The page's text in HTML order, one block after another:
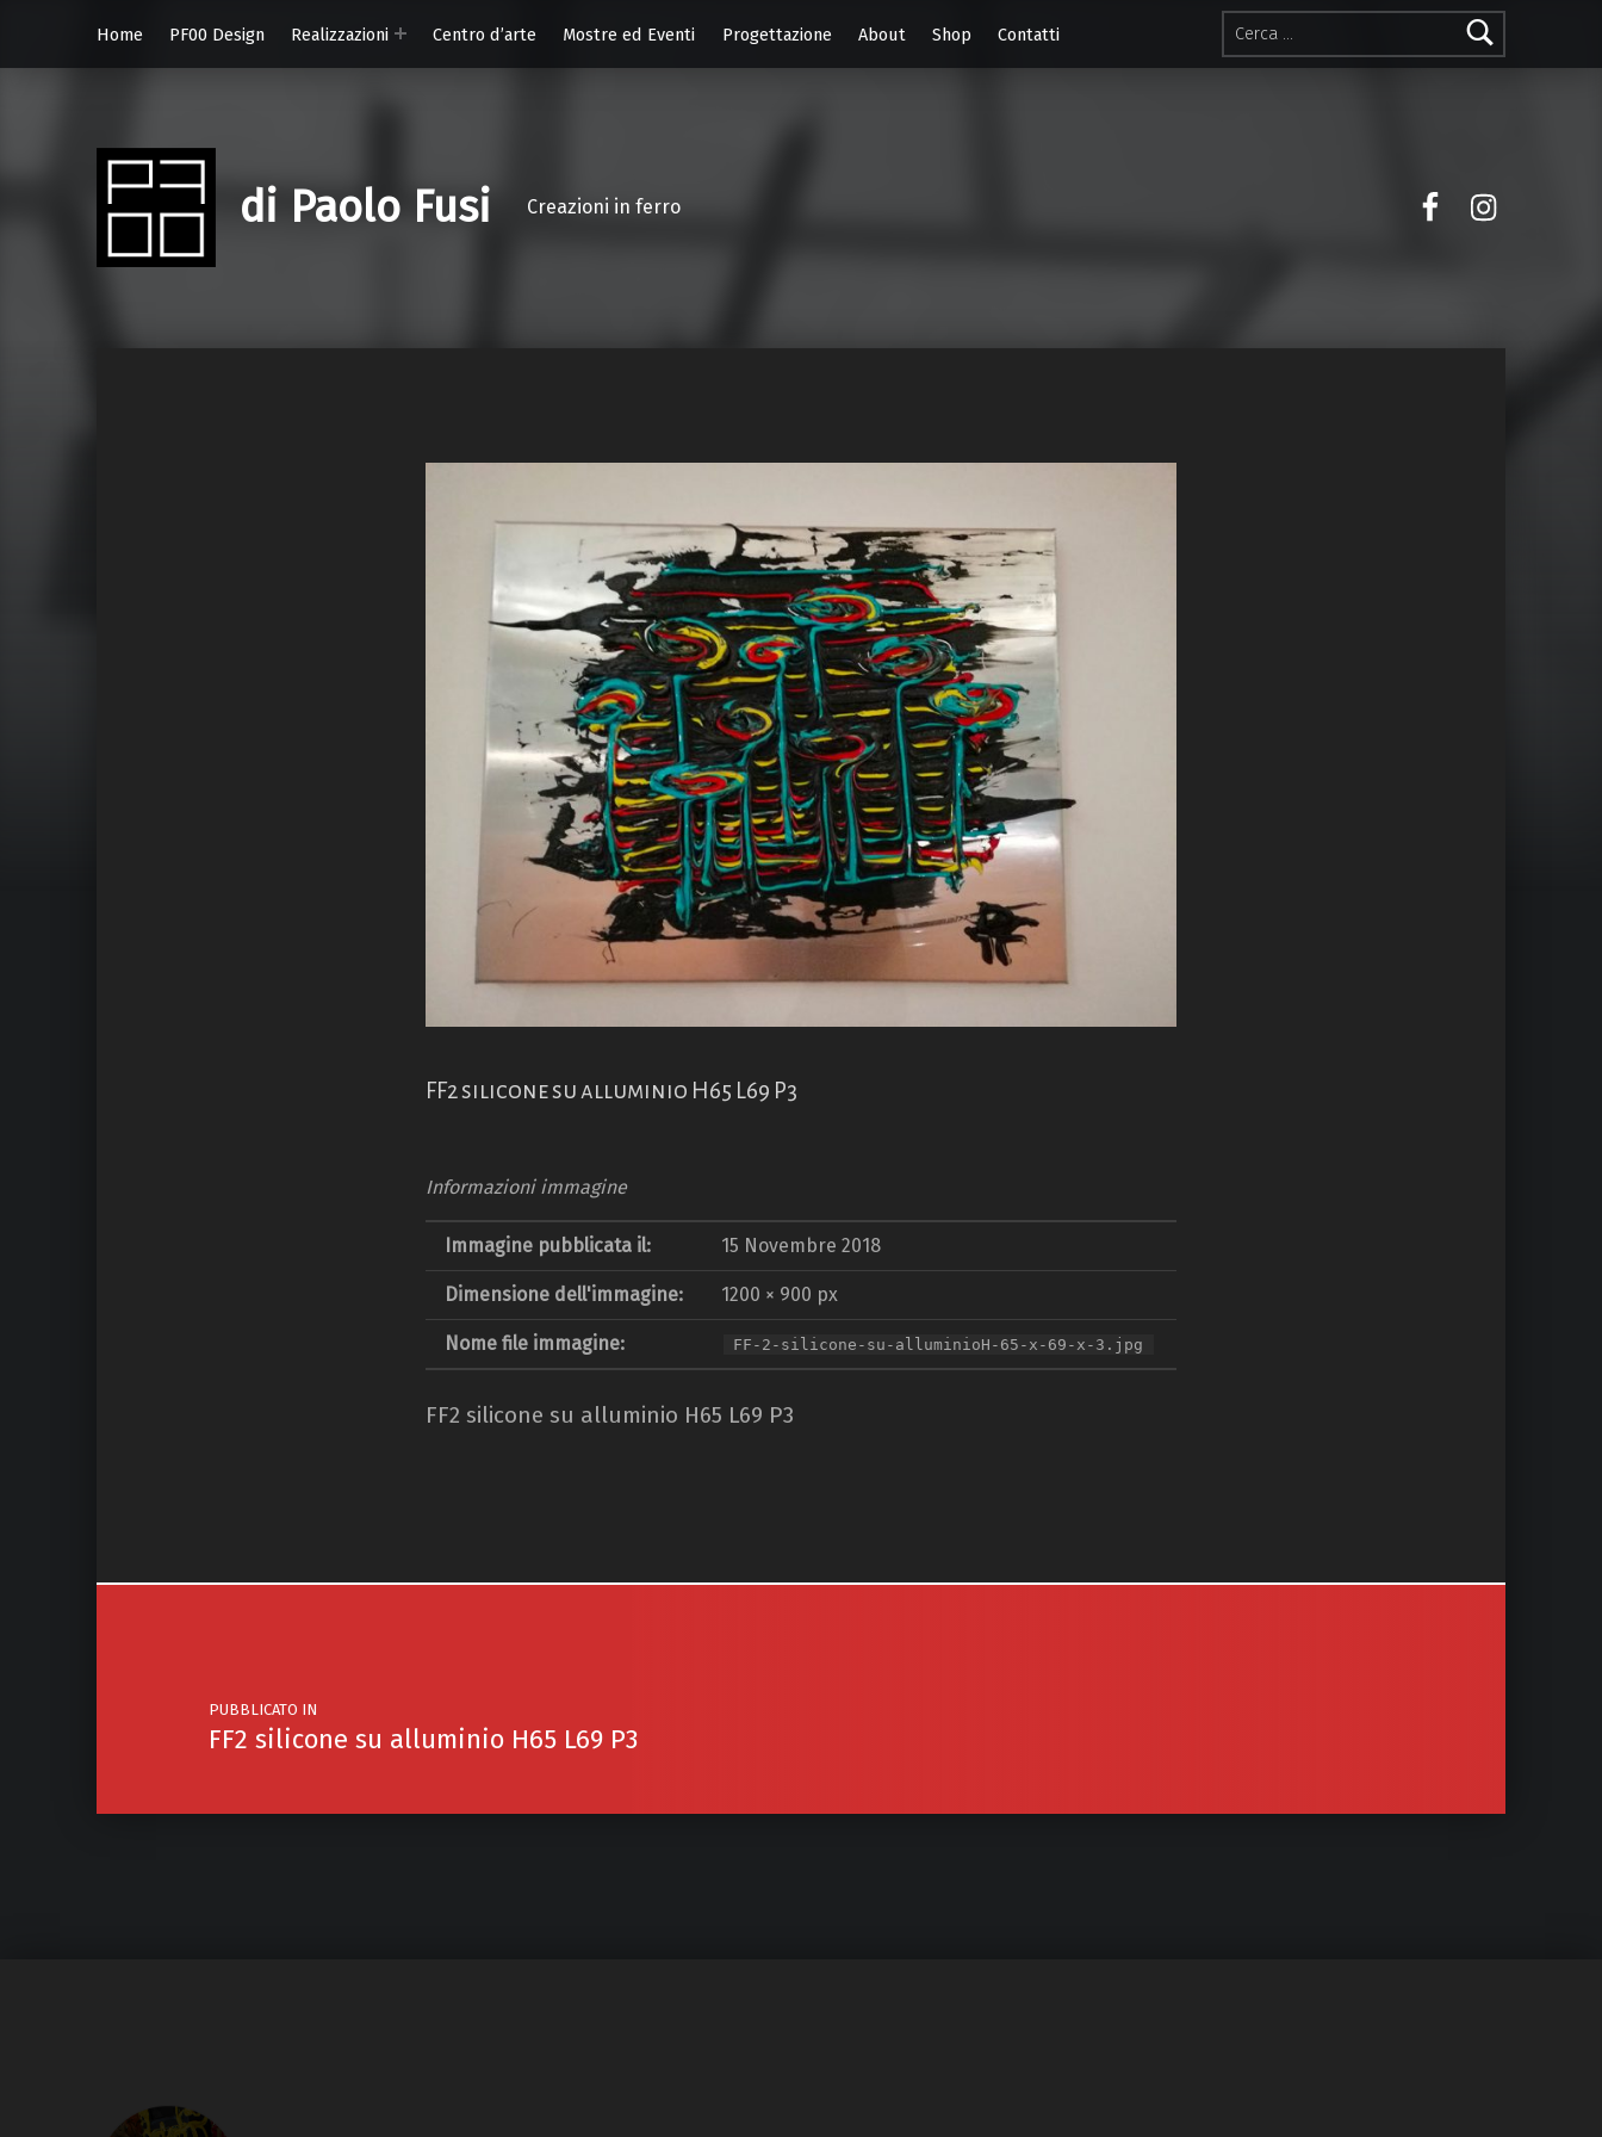
Ricerca per:
Home
PF00 Design Realizzazioni Centro d’arte Mostre ed Eventi Progettazione About Shop Contatti
di Paolo Fusi Creazioni in ferro
Facebook
FF2 silicone su alluminio H65 L69 P3
Informazioni immagine
Immagine pubblicata il: 15 Novembre 2018
Dimensione dell'immagine: 1200 × 900 px
Nome file immagine: FF-2-silicone-su-alluminioH-65-x-69-x-3.jpg
FF2 silicone su alluminio H65 L69 P3
Navigazione articoli
PUBBLICATO IN
FF2 silicone su alluminio H65 L69 P3